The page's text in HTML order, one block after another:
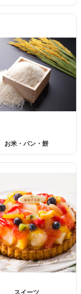
お米・パン・餅
スイーツ